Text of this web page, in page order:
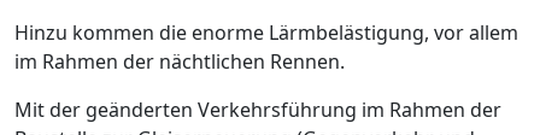
Hinzu kommen die enorme Lärmbelästigung, vor allem
im Rahmen der nächtlichen Rennen.
Mit der geänderten Verkehrsführung im Rahmen der